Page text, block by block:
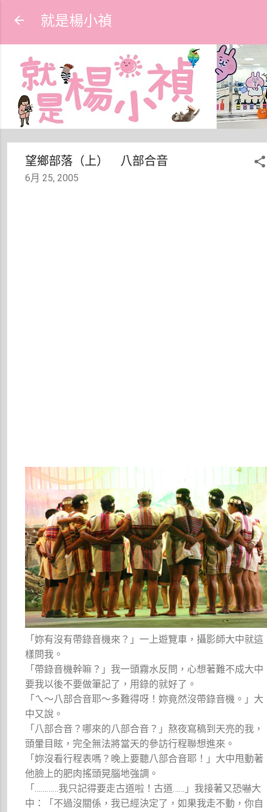
就是楊小禎
望鄉部落（上） 八部合音
6月 25, 2005
「妳有沒有帶錄音機來？」一上遊覽車，攝影師大中就這
樣問我。
「帶錄音機幹嘛？」我一頭霧水反問，心想著難不成大中
要我以後不要做筆記了，用錄的就好了。
「ㄟ～八部合音耶～多難得呀！妳竟然沒帶錄音機。」大
中又說。
「八部合音？哪來的八部合音？」熬夜寫稿到天亮的我，
頭暈目眩，完全無法將當天的參訪行程聯想進來。
「妳沒看行程表嗎？晚上要聽八部合音耶！」大中甩動著
他臉上的肥肉搖頭晃腦地強調。
「…………我只記得要走古道啦！古道……」我接著又恐嚇大
中：「不過沒關係，我已經決定了，如果我走不動，你自